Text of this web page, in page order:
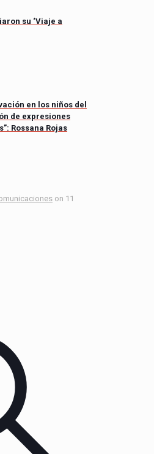
su ‘Viaje a
en los niños del
de expresiones
Rossana Rojas
on 11